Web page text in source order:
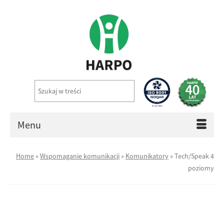
Menu
Home »Wspomaganie komunikacji » Komunikatory »Tech/Speak 4
poziomy